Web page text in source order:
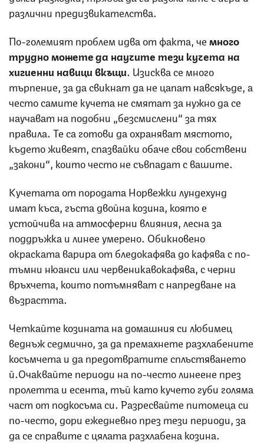
различни предизвикателства.
По-големият проблем идва от факта, чемного
трудно можете да научите тези кучета на
хигиенни навици вкъщи. Изисква се много
търпение, за да свикнат да не цапат навсякъде, а
често самите кучета не смятат за нужно да се
научават на подобни „безсмислени“ за тях
правила. Те са готови да охраняват мястото,
където живеят, спазвайки обаче свои собствени
„закони“, които често не съвпадат с вашите.
Кучетата от породата Норвежки лундехунд
имат къса, гъста двойна козина, която е
устойчива на атмосферни влияния, лесна за
поддръжка и линее умерено. Обикновено
окраската варира от бледокафява до кафява с по-
тъмни нюанси или червеникавокафява, с черни
връхчета, които потъмняват с напредване на
възрастта.
Четкайте козината на домашния си любимец
веднъж седмично, за да премахнете разхлабените
косъмчета и да предотвратите сплъстяването
й.Очаквайте периоди на по-често линеене през
пролетта и есента, тъй като кучето губи голяма
част от подкосъма си. Разресвайте питомеца си
по-често, дори ежедневно през тези периоди, за
да се справите с цялата разхлабена козина.